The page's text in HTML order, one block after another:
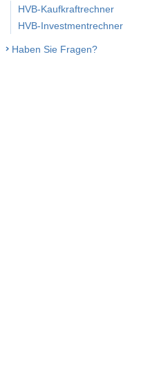
HVB-Kaufkraftrechner
HVB-Investmentrechner
Haben Sie Fragen?